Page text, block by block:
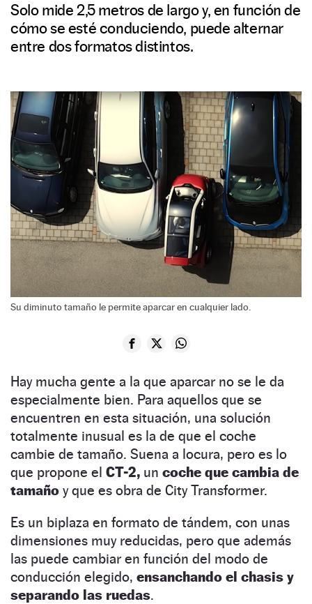
Solo mide 2,5 metros de largo y, en función de
cómo se esté conduciendo, puede alternar
entre dos formatos distintos.
Su diminuto tamaño le permite aparcar en cualquier lado.
Hay mucha gente a la que aparcar no se le da
especialmente bien. Para aquellos que se
encuentren en esta situación, una solución
totalmente inusual es la de que el coche
cambie de tamaño. Suena a locura, pero es lo
que propone el CT-2, un coche que cambia de
tamaño y que es obra de City Transformer.
Es un biplaza en formato de tándem, con unas
dimensiones muy reducidas, pero que además
las puede cambiar en función del modo de
conducción elegido, ensanchando el chasis y
separando las ruedas.